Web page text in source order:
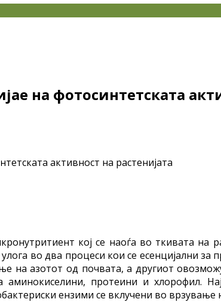
на фотосинтетската
кој се наоѓа во ткивата
во два процеси кои се есенцијални за
на азотот од почвата, а другиот
протеини и хлорофил.
ензими се вклучени во врзување